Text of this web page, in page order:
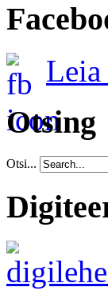
Leia
Otsing
Otsi...